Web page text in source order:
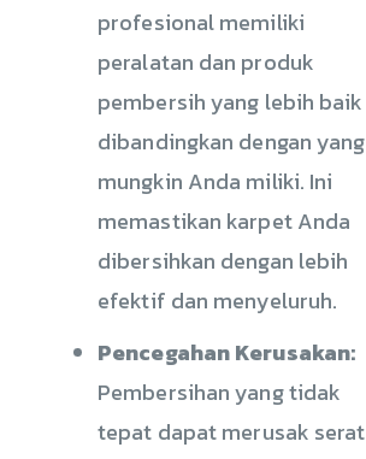
profesional memiliki
peralatan dan produk
pembersih yang lebih baik
dibandingkan dengan yang
mungkin Anda miliki. Ini
memastikan karpet Anda
dibersihkan dengan lebih
efektif dan menyeluruh.
Pencegahan Kerusakan:
Pembersihan yang tidak
tepat dapat merusak serat